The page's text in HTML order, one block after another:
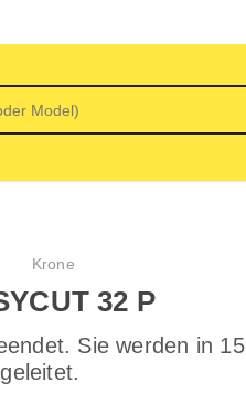
Krone
32 P
Sie werden in 15